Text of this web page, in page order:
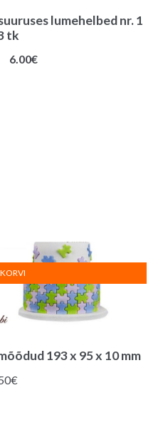
lumehelbed nr. 1
tk
Algne
6.00€Praegune
193 x 95 x 10 mm
€